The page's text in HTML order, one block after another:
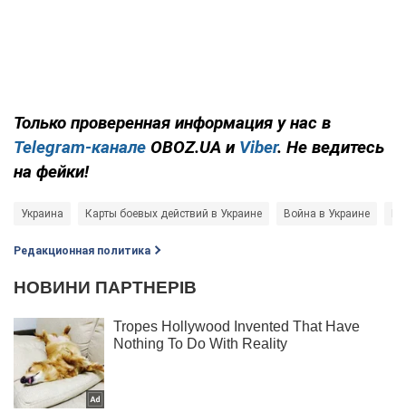
Только проверенная информация у нас в
Telegram-канале OBOZ.UA и Viber. Не ведитесь
на фейки!
Украина Карты боевых действий в Украине Война в Украине
Редакционная политика